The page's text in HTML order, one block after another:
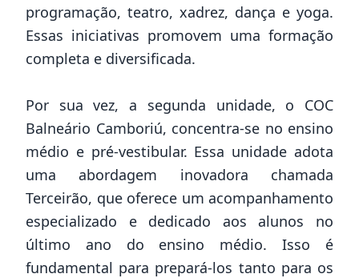
programação, teatro, xadrez, dança e yoga.
Essas iniciativas promovem uma formação
completa e diversificada.
Por sua vez, a segunda unidade, o COC
Balneário Camboriú, concentra-se no ensino
médio e pré-vestibular. Essa unidade adota
uma abordagem inovadora chamada
Terceirão, que oferece um acompanhamento
especializado e dedicado aos alunos no
último ano do ensino médio. Isso é
fundamental para prepará-los tanto para os